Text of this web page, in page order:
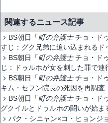
関連するニュース記事
BS朝日「町の弁護士チョ・ド
すじ：グク兄弟に追い込まれるド
BS朝日「町の弁護士チョ・ド
じ：ドゥルホが女を刺した罪で
BS朝日「町の弁護士チョ・ド
キム・セフン院長の死因を再調査
BS朝日「町の弁護士チョ・ド
グクイルとドゥルホの闘いが始ま
パク・シニャン×コ・ヒョンジ